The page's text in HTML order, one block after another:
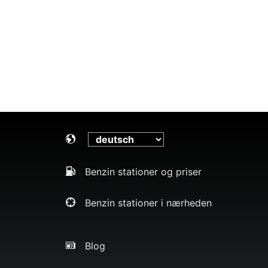
Benzin stationer og priser
Benzin stationer i nærheden
Blog